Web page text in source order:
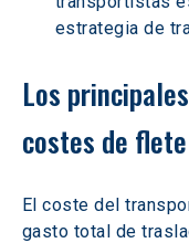
estrategia de
Los
costes de flete
El coste del
gasto total de